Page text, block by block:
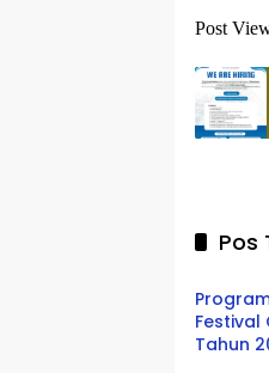
Post
Pos
Bandung
Festival
Tahun